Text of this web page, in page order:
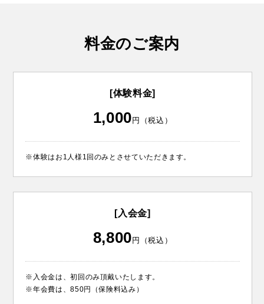
料金のご案内
[体験料金]
1,000円（税込）
※体験はお1人様1回のみとさせていただきます。
[入会金]
8,800円（税込）
※入会金は、初回のみ頂戴いたします。
※年会費は、850円（保険料込み）